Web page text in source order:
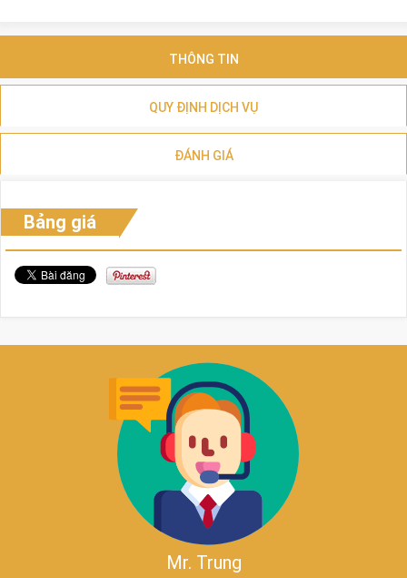
THÔNG TIN
QUY ĐỊNH DỊCH VỤ
ĐÁNH GIÁ
Bảng giá
Mr. Trung